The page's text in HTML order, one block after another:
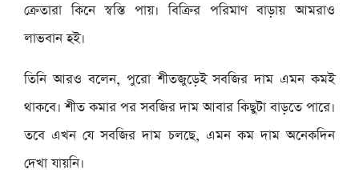
ক্রেতারা কিনে স্বস্তি পায়। বিক্রির পরিমাণ বাড়ায় আমরাও
লাভবান হই।
তিনি আরও বলেন, পুরো শীতজুড়েই সবজির দাম এমন কমই
থাকবে। শীত কমার পর সবজির দাম আবার কিছুটা বাড়তে পারে।
তবে এখন যে সবজির দাম চলছে, এমন কম দাম অনেকদিন
দেখা যায়নি।